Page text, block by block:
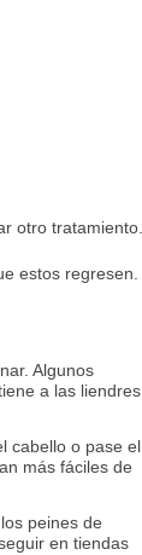
otro tratamiento.
estos regresen.
Algunos
a las liendres
cabello o pase el
más fáciles de
peines de
en tiendas